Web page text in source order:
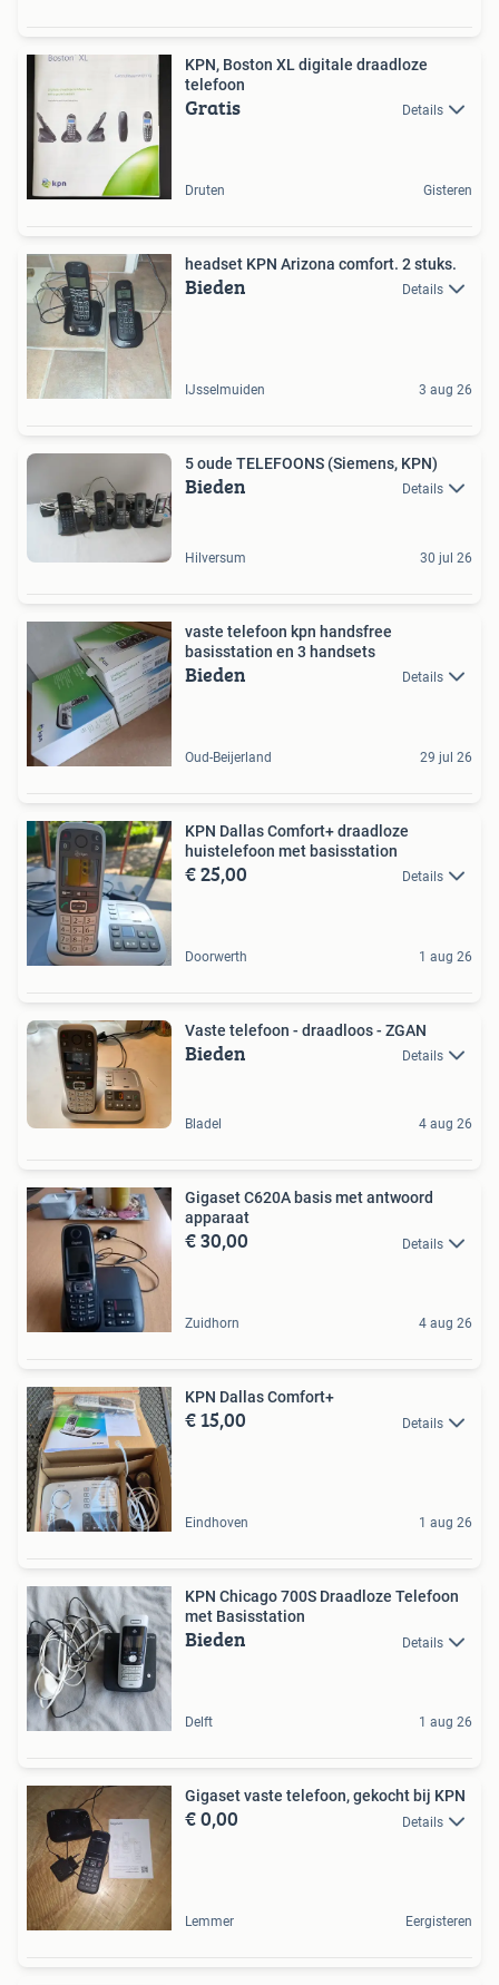
KPN, Boston XL digitale draadloze
telefoon
Gratis Details
Druten Gisteren
headset KPN Arizona comfort. 2 stuks.
Bieden Details
IJsselmuiden 3 aug 26
5 oude TELEFOONS (Siemens, KPN)
Bieden Details
Hilversum 30 jul 26
vaste telefoon kpn handsfree
basisstation en 3 handsets
Bieden Details
Oud-Beijerland 29 jul 26
KPN Dallas Comfort+ draadloze
huistelefoon met basisstation
€ 25,00 Details
Doorwerth 1 aug 26
Vaste telefoon - draadloos - ZGAN
Bieden Details
Bladel 4 aug 26
Gigaset C620A basis met antwoord
apparaat
€ 30,00 Details
Zuidhorn 4 aug 26
KPN Dallas Comfort+
€ 15,00 Details
Eindhoven 1 aug 26
KPN Chicago 700S Draadloze Telefoon
met Basisstation
Bieden Details
Delft 1 aug 26
Gigaset vaste telefoon, gekocht bij KPN
€ 0,00 Details
Lemmer Eergisteren